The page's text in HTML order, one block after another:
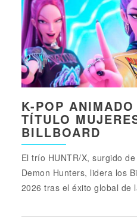
K-POP
TÍTULO
BILLBOARD
El trío HUNTR/X, surgido
Demon Hunters, lidera los
2026 tras el éxito global de